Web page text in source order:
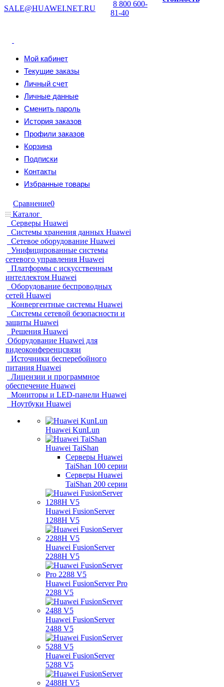
SALE@HUAWEI.NET.RU
8 800 600-
81-40
Мой кабинет
Текущие заказы
Личный счет
Личные данные
Сменить пароль
История заказов
Профили заказов
Корзина
Подписки
Контакты
Избранные товары
Сравнение0
Каталог
Серверы Huawei
Системы хранения данных Huawei
Сетевое оборудование Huawei
Унифицированные системы
сетевого управления Huawei
Платформы с искусственным
интеллектом Huawei
Оборудование беспроводных
сетей Huawei
Конвергентные системы Huawei
Системы сетевой безопасности и
защиты Huawei
Решения Huawei
Оборудование Huawei для
видеоконференцсвязи
Источники бесперебойного
питания Huawei
Лицензии и программное
обеспечение Huawei
Мониторы и LED-панели Huawei
Ноутбуки Huawei
Huawei KunLun
Huawei TaiShan
Серверы Huawei
TaiShan 100 серии
Серверы Huawei
TaiShan 200 серии
Huawei FusionServer
1288H V5
Huawei FusionServer
2288H V5
Huawei FusionServer Pro
2288 V5
Huawei FusionServer
2488 V5
Huawei FusionServer
5288 V5